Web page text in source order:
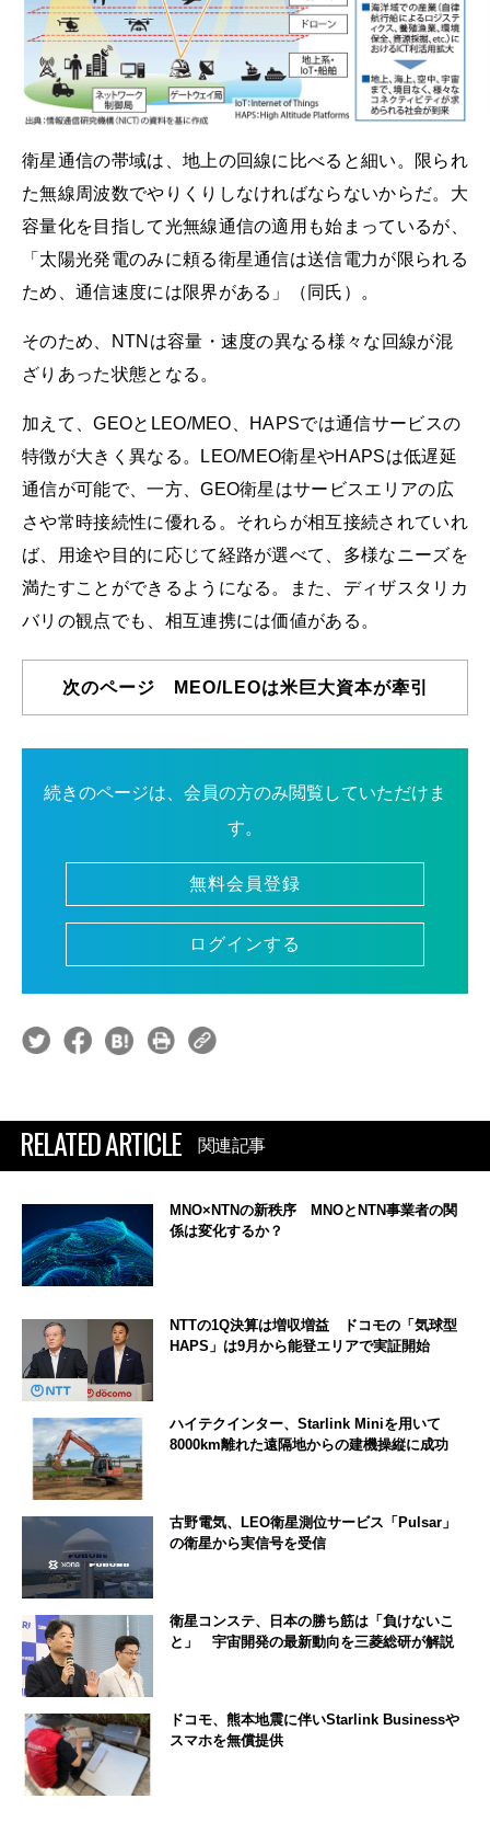
衛星通信の帯域は、地上の回線に比べると細い。限られ
た無線周波数でやりくりしなければならないからだ。大
容量化を目指して光無線通信の適用も始まっているが、
「太陽光発電のみに頼る衛星通信は送信電力が限られる
ため、通信速度には限界がある」（同氏）。
そのため、NTNは容量・速度の異なる様々な回線が混
ざりあった状態となる。
加えて、GEOとLEO/MEO、HAPSでは通信サービスの
特徴が大きく異なる。LEO/MEO衛星やHAPSは低遅延
通信が可能で、一方、GEO衛星はサービスエリアの広
さや常時接続性に優れる。それらが相互接続されていれ
ば、用途や目的に応じて経路が選べて、多様なニーズを
満たすことができるようになる。また、ディザスタリカ
バリの観点でも、相互連携には価値がある。
次のページ MEO/LEOは米巨大資本が牽引
続きのページは、会員の方のみ閲覧していただけま
す。
無料会員登録
ログインする
RELATED ARTICLE 関連記事
MNO×NTNの新秩序 MNOとNTN事業者の関
係は変化するか？
NTTの1Q決算は増収増益 ドコモの「気球型
HAPS」は9月から能登エリアで実証開始
ハイテクインター、Starlink Miniを用いて
8000km離れた遠隔地からの建機操縦に成功
古野電気、LEO衛星測位サービス「Pulsar」
の衛星から実信号を受信
衛星コンステ、日本の勝ち筋は「負けないこ
と」 宇宙開発の最新動向を三菱総研が解説
ドコモ、熊本地震に伴いStarlink Businessや
スマホを無償提供